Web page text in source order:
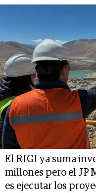
El RIGI ya suma
millones pero el JP
es ejecutar los